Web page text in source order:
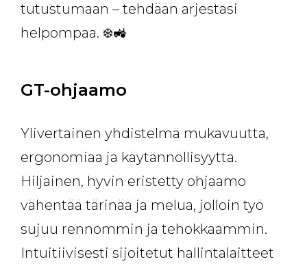
tutustumaan – tehdään arjestasi
helpompaa. ❄️🚜
GT-ohjaamo
Ylivertainen yhdistelmä mukavuutta,
ergonomiaa ja käytännöllisyyttä.
Hiljainen, hyvin eristetty ohjaamo
vähentää tärinää ja melua, jolloin työ
sujuu rennommin ja tehokkaammin.
Intuitiivisesti sijoitetut hallintalaitteet